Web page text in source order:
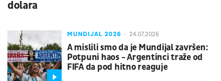
dolara
MUNDIJAL 2026 24.07.2026
A mislili smo da je Mundijal završen:
Potpuni haos - Argentinci traže od
FIFA da pod hitno reaguje